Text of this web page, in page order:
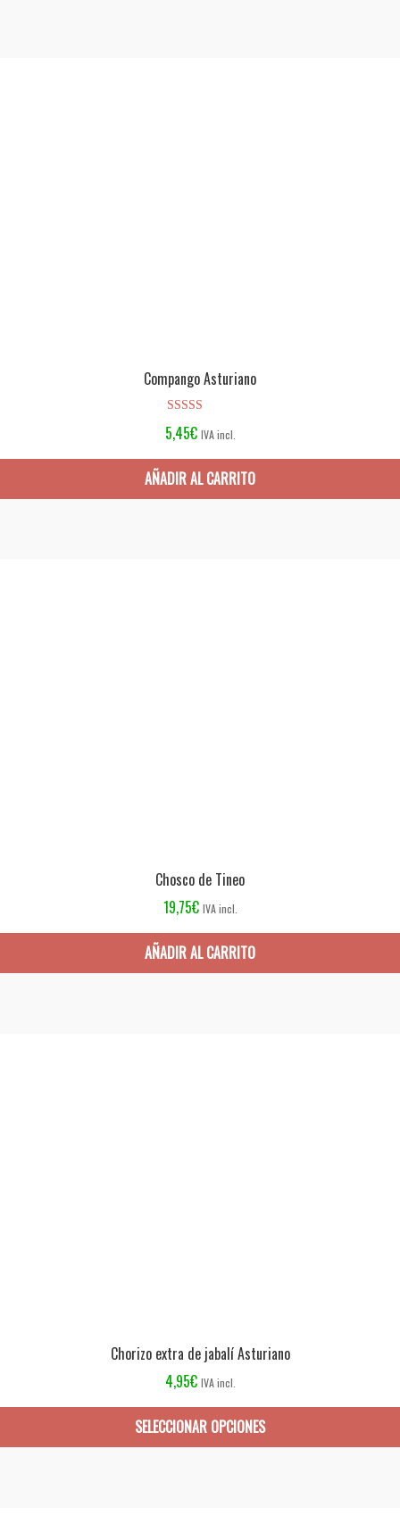
Compango Asturiano
5.00 de 5
5,45€ IVA incl.
AÑADIR AL CARRITO
Chosco de Tineo
19,75€ IVA incl.
AÑADIR AL CARRITO
Chorizo extra de jabalí Asturiano
4,95€ IVA incl.
SELECCIONAR OPCIONES